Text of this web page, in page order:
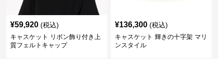
¥59,920 (税込)
キャスケット リボン飾り付き上
質フェルトキャップ
¥136,300 (税込)
キャスケット 輝きの十字架 マリ
ンスタイル